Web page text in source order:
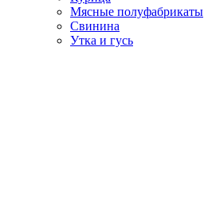
Мясные полуфабрикаты
Свинина
Утка и гусь